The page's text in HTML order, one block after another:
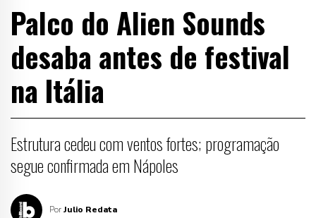
Palco do Alien Sounds
desaba antes de festival
na Itália
Estrutura cedeu com ventos fortes; programação
segue confirmada em Nápoles
PorJulio Redata